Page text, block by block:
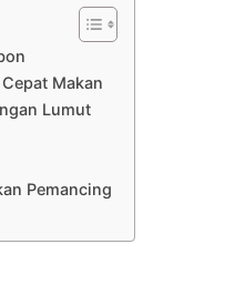
Makan
Lumut
Pemancing